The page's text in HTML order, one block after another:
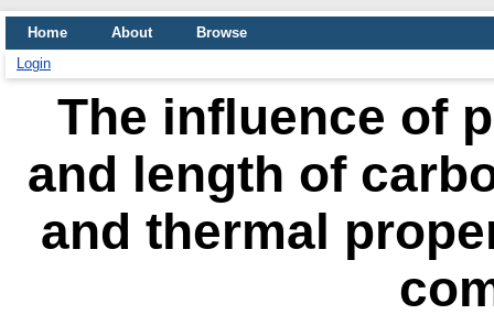
Home About
Browse
Login
The influence of
and length of
and thermal